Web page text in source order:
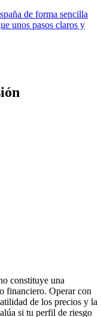
de forma sencilla
unos pasos claros y
constituye una
financiero. Operar con
de los precios y la
si tu perfil de riesgo